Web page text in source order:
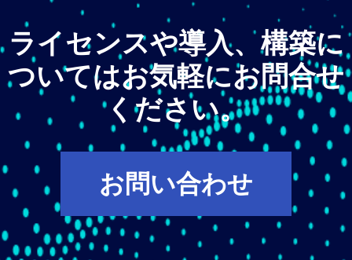
ライセンスや導入、構築に
ついてはお気軽にお問合せ
ください。
お問い合わせ